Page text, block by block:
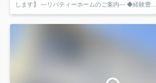
します】 ---リバティーホームのご案内--- ◆経験豊...